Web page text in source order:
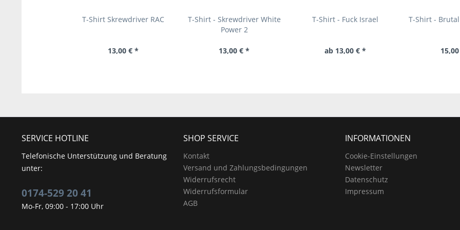
T-Shirt Skrewdriver RAC
13,00 € *
T-Shirt - Skrewdriver White
Power 2
13,00 € *
T-Shirt - Fuck Israel
ab 13,00 € *
T-Shirt -
SERVICE HOTLINE
Telefonische Unterstützung und Beratung
unter:
0174-529 20 41
Mo-Fr, 09:00 - 17:00 Uhr
SHOP SERVICE
Kontakt
Versand und Zahlungsbedingungen
Widerrufsrecht
Widerrufsformular
AGB
INFORMATIONEN
Cookie-Einstellungen
Newsletter
Datenschutz
Impressum